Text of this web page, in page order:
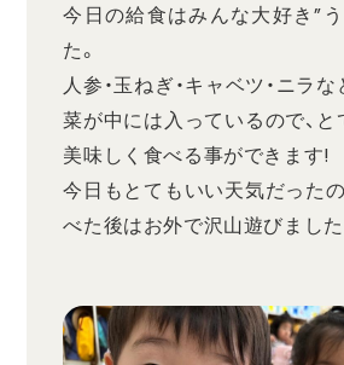
今日の給食はみんな大好き”
た。
人参・玉ねぎ・キャベツ・ニラ
菜が中には入っているので、
美味しく食べる事ができます!
今日もとてもいい天気だった
べた後はお外で沢山遊びまし